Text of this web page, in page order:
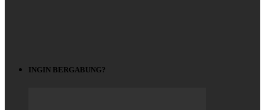
INGIN BERGABUNG?